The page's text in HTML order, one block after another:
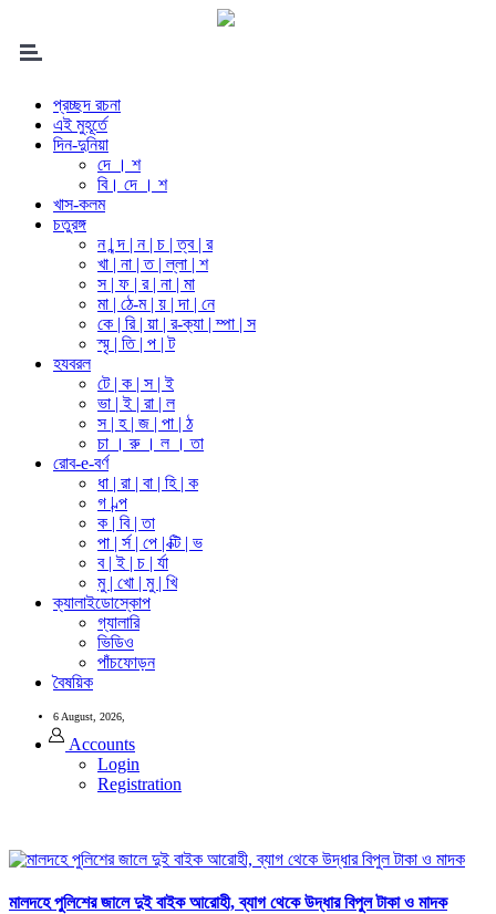
প্রচ্ছদ রচনা
এই মুহূর্তে
দিন-দুনিয়া
দে । শ
বি। দে । শ
খাস-কলম
চতুরঙ্গ
ন | ন্দ | ন | চ | ত্ব | র
খা | না | ত | ল্লা | শ
স | ফ | র | না | মা
মা | ঠে-ম | য় | দা | নে
কে | রি | য়া | র-ক্যা | ম্পা | স
স্মৃ | তি | প | ট
হযবরল
টে | ক | স | ই
ভা | ই | রা | ল
স | হ | জ | পা | ঠ
চা । রু । ল । তা
রোব-e-বর্ণ
ধা | রা | বা | হি | ক
গ | ল্প
ক | বি | তা
পা | র্স | পে | ক্টি | ভ
ব | ই | চ | র্যা
মু | খো | মু | খি
ক্যালাইডোস্কোপ
গ্যালারি
ভিডিও
পাঁচফোড়ন
বৈষয়িক
6 August, 2026,
Accounts
Login
Registration
মালদহে পুলিশের জালে দুই বাইক আরোহী, ব্যাগ থেকে উদ্ধার বিপুল টাকা ও মাদক